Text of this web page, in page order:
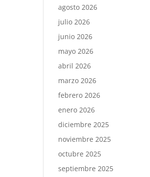
agosto 2026
julio 2026
junio 2026
mayo 2026
abril 2026
marzo 2026
febrero 2026
enero 2026
diciembre 2025
noviembre 2025
octubre 2025
septiembre 2025